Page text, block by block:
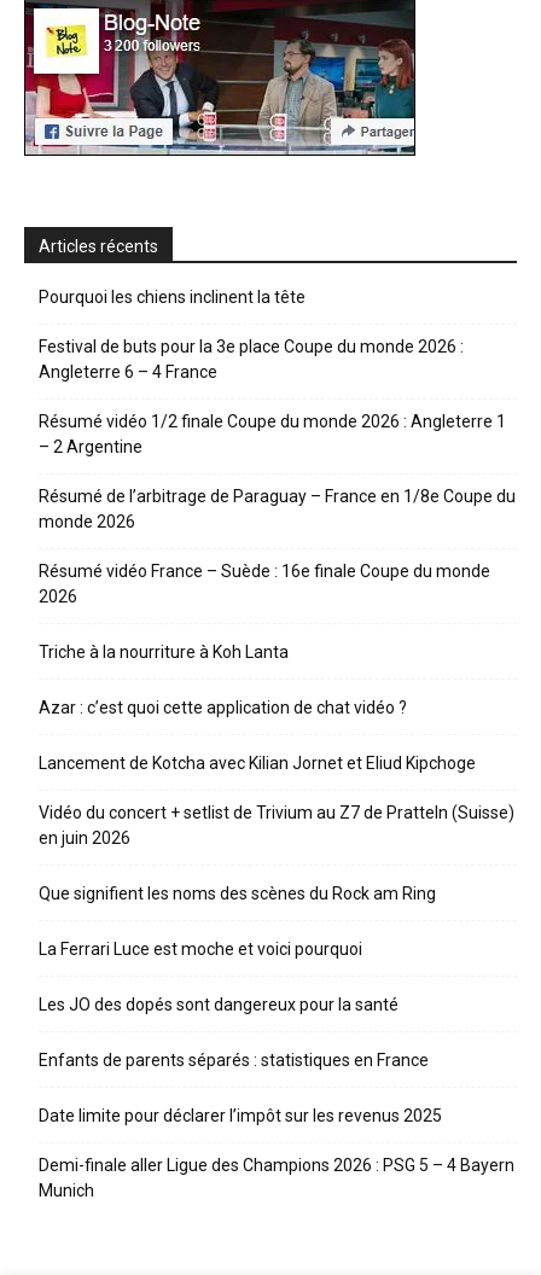
Articles récents
Pourquoi les chiens inclinent la tête
Festival de buts pour la 3e place Coupe du monde 2026 :
Angleterre 6 – 4 France
Résumé vidéo 1/2 finale Coupe du monde 2026 : Angleterre 1
– 2 Argentine
Résumé de l’arbitrage de Paraguay – France en 1/8e Coupe du
monde 2026
Résumé vidéo France – Suède : 16e finale Coupe du monde
2026
Triche à la nourriture à Koh Lanta
Azar : c’est quoi cette application de chat vidéo ?
Lancement de Kotcha avec Kilian Jornet et Eliud Kipchoge
Vidéo du concert + setlist de Trivium au Z7 de Pratteln (Suisse)
en juin 2026
Que signifient les noms des scènes du Rock am Ring
La Ferrari Luce est moche et voici pourquoi
Les JO des dopés sont dangereux pour la santé
Enfants de parents séparés : statistiques en France
Date limite pour déclarer l’impôt sur les revenus 2025
Demi-finale aller Ligue des Champions 2026 : PSG 5 – 4 Bayern
Munich